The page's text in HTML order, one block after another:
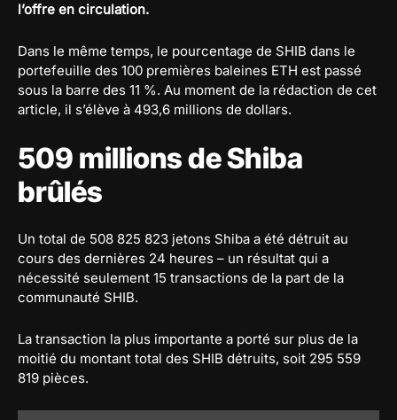
l’offre en circulation.
Dans le même temps, le pourcentage de SHIB dans le
portefeuille des 100 premières baleines ETH est passé
sous la barre des 11 %. Au moment de la rédaction de cet
article, il s’élève à 493,6 millions de dollars.
509 millions de Shiba
brûlés
Un total de 508 825 823 jetons Shiba a été détruit au
cours des dernières 24 heures – un résultat qui a
nécessité seulement 15 transactions de la part de la
communauté SHIB.
La transaction la plus importante a porté sur plus de la
moitié du montant total des SHIB détruits, soit 295 559
819 pièces.